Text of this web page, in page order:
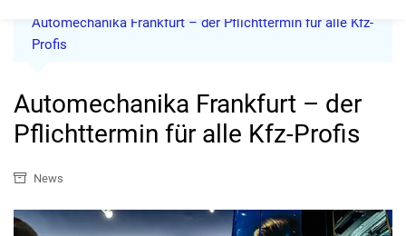
Automechanika Frankfurt – der Pflichttermin für alle Kfz-
Profis
Automechanika Frankfurt – der
Pflichttermin für alle Kfz-Profis
News